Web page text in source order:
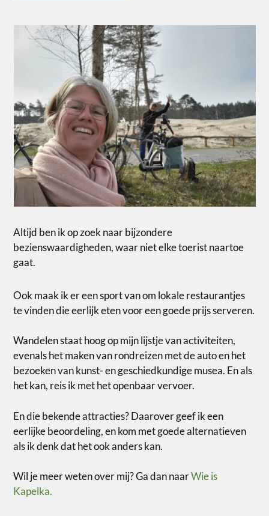
Altijd ben ik op zoek naar bijzondere
bezienswaardigheden, waar niet elke toerist naartoe
gaat.
Ook maak ik er een sport van om lokale restaurantjes
te vinden die eerlijk eten voor een goede prijs serveren.
Wandelen staat hoog op mijn lijstje van activiteiten,
evenals het maken van rondreizen met de auto en het
bezoeken van kunst- en geschiedkundige musea. En als
het kan, reis ik met het openbaar vervoer.
En die bekende attracties? Daarover geef ik een
eerlijke beoordeling, en kom met goede alternatieven
als ik denk dat het ook anders kan.
Wil je meer weten over mij? Ga dan naarWie is
Kapelka.